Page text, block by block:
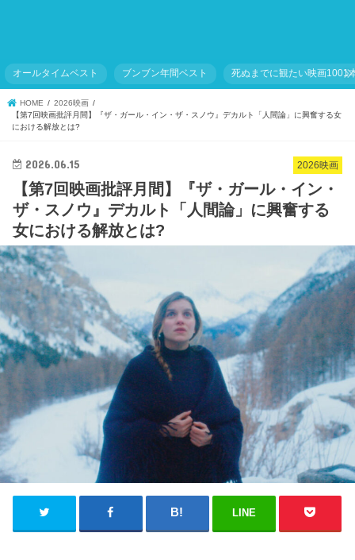
オールタイムベスト ブンブン年間ベスト 死ぬまでに観たい映画1001
HOME
2026映画
【第7回映画批評月間】『ザ・ガール・イン・ザ・スノウ』デカルト「人間論」に興奮する女
における解放とは?
2026映画
2026.06.15
【第7回映画批評月間】『ザ・ガール・イン・
ザ・スノウ』デカルト「人間論」に興奮する
女における解放とは?
LINE